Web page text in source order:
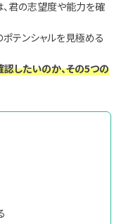
文系学生
働き方
勉強
君の志望度や能力を確
テンシャルを見極める
したいのか、その5つの